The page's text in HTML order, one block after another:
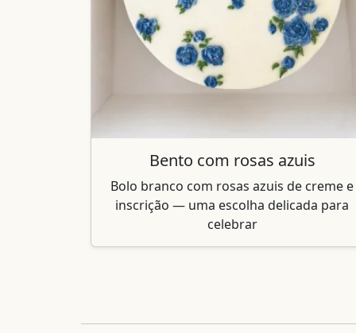
Bento com rosas azuis
Bolo branco com rosas azuis de creme e
inscrição — uma escolha delicada para
celebrar